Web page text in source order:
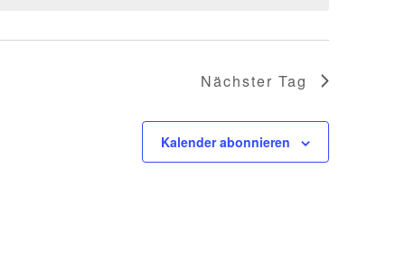
Nächster Tag
Kalender abonnieren